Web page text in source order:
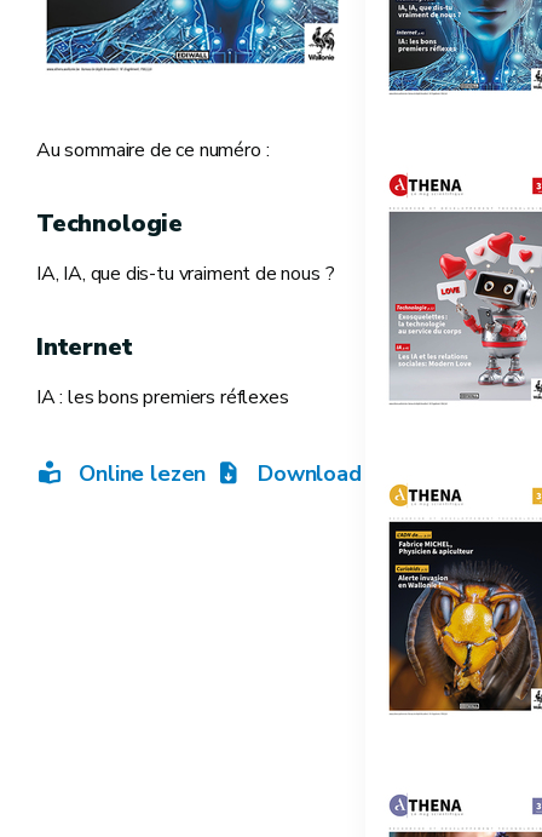
Au sommaire de ce numéro :
Technologie
IA, IA, que dis-tu vraiment de nous ?
Internet
IA : les bons premiers réflexes
Online lezen Download